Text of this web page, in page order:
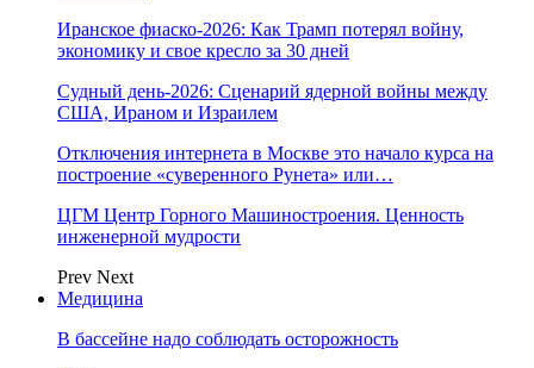
Иранское фиаско-2026: Как Трамп потерял войну,
экономику и свое кресло за 30 дней
Судный день-2026: Сценарий ядерной войны между
США, Ираном и Израилем
Отключения интернета в Москве это начало курса на
построение «суверенного Рунета» или…
ЦГМ Центр Горного Машиностроения. Ценность
инженерной мудрости
Prev Next
Медицина
В бассейне надо соблюдать осторожность